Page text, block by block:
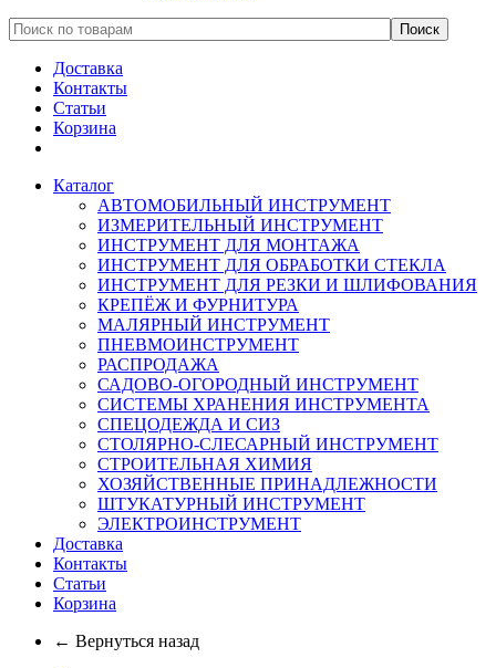
Доставка
Контакты
Статьи
Корзина
Каталог
АВТОМОБИЛЬНЫЙ ИНСТРУМЕНТ
ИЗМЕРИТЕЛЬНЫЙ ИНСТРУМЕНТ
ИНСТРУМЕНТ ДЛЯ МОНТАЖА
ИНСТРУМЕНТ ДЛЯ ОБРАБОТКИ СТЕКЛА
ИНСТРУМЕНТ ДЛЯ РЕЗКИ И ШЛИФОВАНИЯ
КРЕПЁЖ И ФУРНИТУРА
МАЛЯРНЫЙ ИНСТРУМЕНТ
ПНЕВМОИНСТРУМЕНТ
РАСПРОДАЖА
САДОВО-ОГОРОДНЫЙ ИНСТРУМЕНТ
СИСТЕМЫ ХРАНЕНИЯ ИНСТРУМЕНТА
СПЕЦОДЕЖДА И СИЗ
СТОЛЯРНО-СЛЕСАРНЫЙ ИНСТРУМЕНТ
СТРОИТЕЛЬНАЯ ХИМИЯ
ХОЗЯЙСТВЕННЫЕ ПРИНАДЛЕЖНОСТИ
ШТУКАТУРНЫЙ ИНСТРУМЕНТ
ЭЛЕКТРОИНСТРУМЕНТ
Доставка
Контакты
Статьи
Корзина
← Вернуться назад